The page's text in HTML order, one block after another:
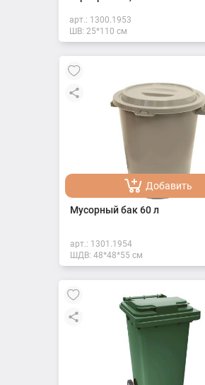
арт.: 1300.1953
ШВ: 25*110 см
Добавить
Добавлено
Мусорный бак 60 л
арт.: 1301.1954
ШДВ: 48*48*55 см